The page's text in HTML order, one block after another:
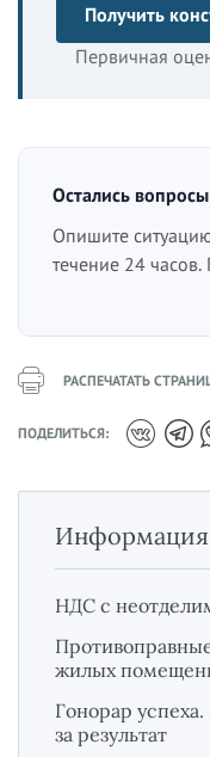
Получить
Первичная
Остались
Опишите
течение 24
РАСПЕЧАТАТЬ
ПОДЕЛИТЬСЯ:
Информация
НДС с
жилых
Гонорар
за результат